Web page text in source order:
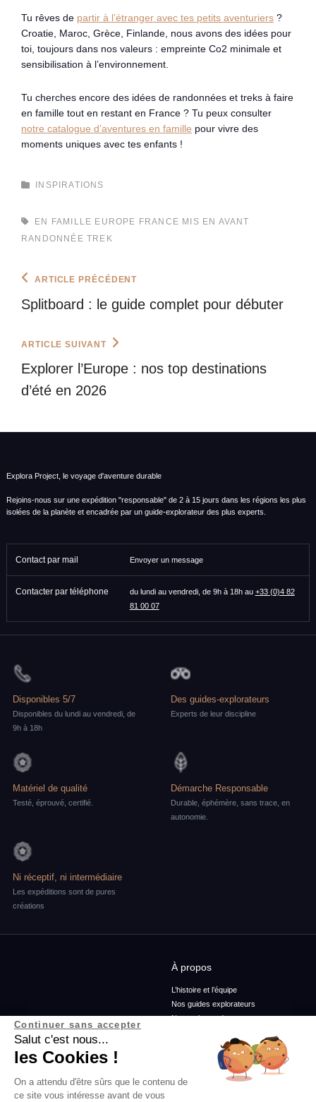
Tu rêves de partir à l’étranger avec tes petits aventuriers ?
Croatie, Maroc, Grèce, Finlande, nous avons des idées pour
toi, toujours dans nos valeurs : empreinte Co2 minimale et
sensibilisation à l’environnement.
Tu cherches encore des idées de randonnées et treks à faire
en famille tout en restant en France ? Tu peux consulter
notre catalogue d’aventures en famille pour vivre des
moments uniques avec tes enfants !
CATEGORIES
INSPIRATIONS
TAGS,EN FAMILLE EUROPE FRANCE MIS EN AVANT
RANDONNÉE TREK
Navigation
de
Previous
Post
ARTICLE PRÉCÉDENT
Splitboard : le guide complet pour débuter
Next
Post
ARTICLE SUIVANT
Explorer l’Europe : nos top destinations
d’été en 2026
Explora Project, le voyage d'aventure durable
Rejoins-nous sur une expédition "responsable" de 2 à 15 jours dans les régions les plus
isolées de la planète et encadrée par un guide-explorateur des plus experts.
Contact par mail Envoyer un message
Contacter par téléphone du lundi au vendredi, de 9h à 18h au +33 (0)4 82
81 00 07
Disponibles 5/7
Disponibles du lundi au vendredi, de
9h à 18h
Des guides-explorateurs
Experts de leur discipline
Matériel de qualité
Testé, éprouvé, certifié.
Démarche Responsable
Durable, éphémère, sans trace, en
autonomie.
Ni réceptif, ni intermédiaire
Les expéditions sont de pures
créations
À propos
L’histoire et l’équipe
Nos guides explorateurs
Nos ambassadeurs
Conditions générales de vente
Conditions générales d'utilisation
Continuer sans accepter
Salut c'est nous...
les Cookies !
On a attendu d'être sûrs que le contenu de
ce site vous intéresse avant de vous